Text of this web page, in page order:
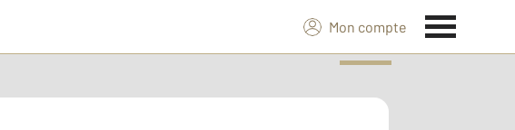
Mon compte